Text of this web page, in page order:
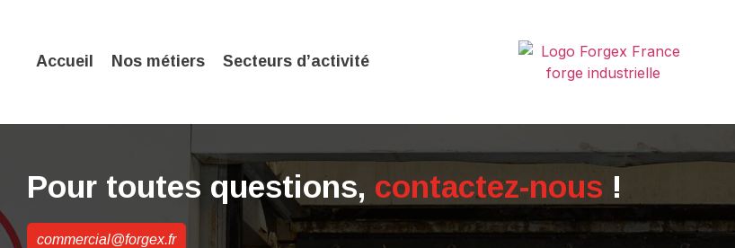
Accueil Nos métiers Secteurs d’activité
Pour toutes questions, contactez-nous !
commercial@forgex.fr